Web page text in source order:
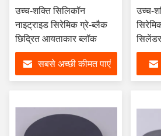
उच्च-शक्ति सिलिकॉन
नाइट्राइड सिरेमिक ग्रे-ब्लैक
छिद्रित आयताकार ब्लॉक
सबसे अच्छी कीमत पाएं
उच्च-